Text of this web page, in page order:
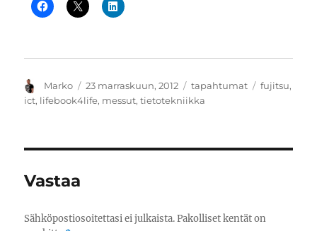
Kirjoittaja
Marko Julkaistu
23 marraskuun, 2012 Kategoriat
tapahtumat Avainsanat
fujitsu,
ict, lifebook4life, messut,tietotekniikka
Vastaa
Sähköpostiosoitettasi ei julkaista. Pakolliset kentät on